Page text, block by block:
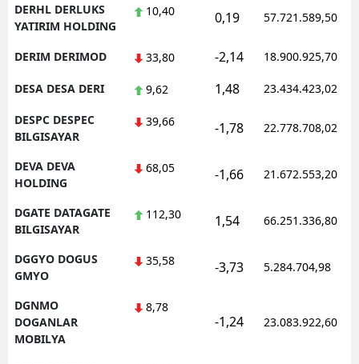
DERHL DERLUKS
YATIRIM HOLDING
10,40 0,19 57.721.589,50
DERIM DERIMOD 33,80 -2,14 18.900.925,70
DESA DESA DERI 9,62 1,48 23.434.423,02
DESPC DESPEC
BILGISAYAR
39,66 -1,78 22.778.708,02
DEVA DEVA
HOLDING
68,05 -1,66 21.672.553,20
DGATE DATAGATE
BILGISAYAR
112,30 1,54 66.251.336,80
DGGYO DOGUS
GMYO
35,58 -3,73 5.284.704,98
DGNMO
DOGANLAR
MOBILYA
8,78
-1,24 23.083.922,60